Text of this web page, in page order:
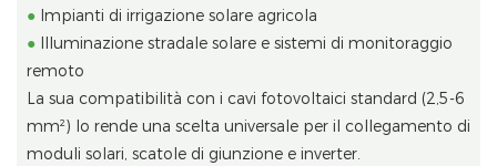
● Impianti di irrigazione solare agricola
● Illuminazione stradale solare e sistemi di monitoraggio
remoto
La sua compatibilità con i cavi fotovoltaici standard (2,5-6
mm²) lo rende una scelta universale per il collegamento di
moduli solari, scatole di giunzione e inverter.